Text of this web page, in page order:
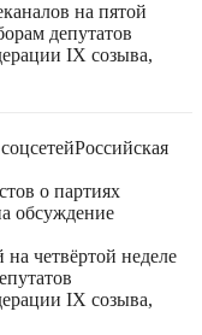
на пятой
депутатов
IX созыва,
Российская
о партиях
обсуждение
четвёртой неделе
IX созыва,